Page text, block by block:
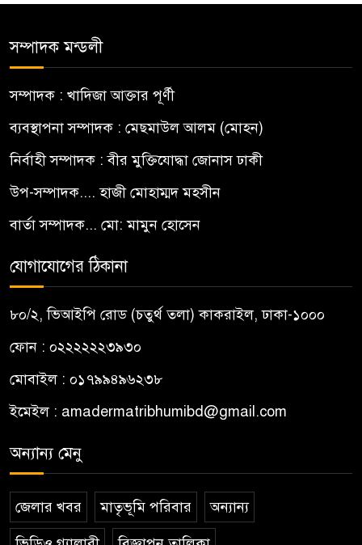
সম্পাদক মন্ডলী
সম্পাদক : খাদিজা আক্তার পূর্ণী
ব্যবস্থাপনা সম্পাদক : মেছমাউল আলম (মোহন)
নির্বাহী সম্পাদক : বীর মুক্তিযোদ্ধা জোনাস ঢাকী
উপ-সম্পাদক.... হাজী মোহাম্মদ মহসীন
বার্তা সম্পাদক... মো: মামুন হোসেন
যোগাযোগের ঠিকানা
৮০/২, ভিআইপি রোড (চতুর্থ তলা) কাকরাইল, ঢাকা-১০০০
ফোন : ০২২২২২২৩৯৩০
মোবাইল : ০১৭৯৯৪৯৬২৩৮
ইমেইল : amadermatribhumibd@gmail.com
অন্যান্য মেনু
জেলার খবর মাতৃভূমি পরিবার অন্যান্য